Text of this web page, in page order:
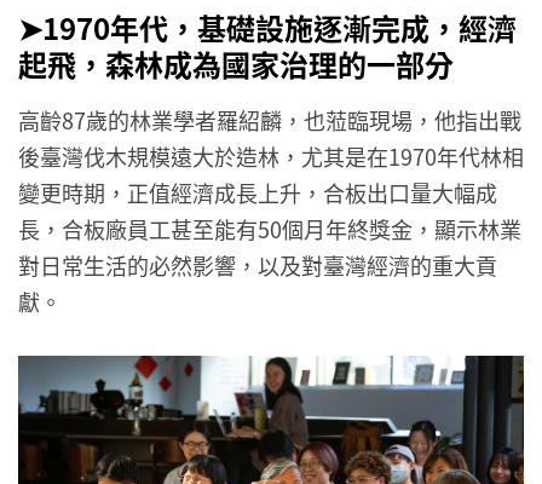
➤1970年代，基礎設施逐漸完成，經濟
起飛，森林成為國家治理的一部分
高齡87歲的林業學者羅紹麟，也蒞臨現場，他指出戰
後臺灣伐木規模遠大於造林，尤其是在1970年代林相
變更時期，正值經濟成長上升，合板出口量大幅成
長，合板廠員工甚至能有50個月年終獎金，顯示林業
對日常生活的必然影響，以及對臺灣經濟的重大貢
獻。